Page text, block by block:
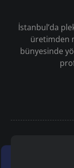
İstanbul’da
üretimden
bünyesinde